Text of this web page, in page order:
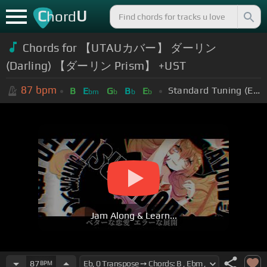
ChordU
Chords for 【UTAUカバー】 ダーリン
(Darling) 【ダーリン Prism】 +UST
87 bpm B Ebm Gb Bb Eb Standard Tuning (EADGBE)
Jam Along & Learn...
87BPM